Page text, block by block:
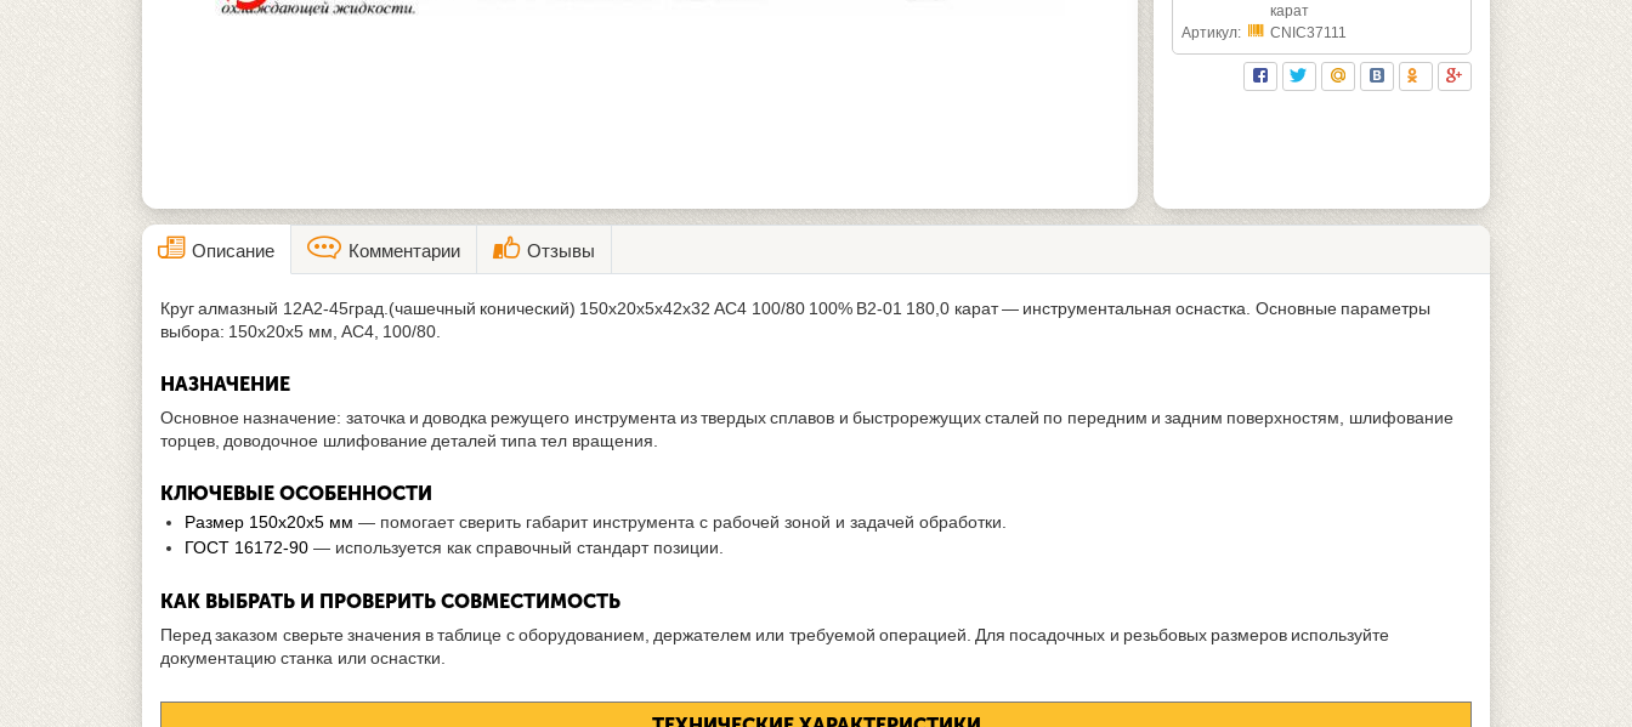
карат
Артикул:
CNIC37111
Описание Комментарии Отзывы
Круг алмазный 12А2-45град.(чашечный конический) 150х20х5х42х32 АС4 100/80 100% В2-01 180,0 карат — инструментальная оснастка. Основные параметры
выбора: 150х20х5 мм, АС4, 100/80.
НАЗНАЧЕНИЕ
Основное назначение: заточка и доводка режущего инструмента из твердых сплавов и быстрорежущих сталей по передним и задним поверхностям, шлифование
торцев, доводочное шлифование деталей типа тел вращения.
КЛЮЧЕВЫЕ ОСОБЕННОСТИ
Размер 150х20х5 мм — помогает сверить габарит инструмента с рабочей зоной и задачей обработки.
ГОСТ 16172-90 — используется как справочный стандарт позиции.
КАК ВЫБРАТЬ И ПРОВЕРИТЬ СОВМЕСТИМОСТЬ
Перед заказом сверьте значения в таблице с оборудованием, держателем или требуемой операцией. Для посадочных и резьбовых размеров используйте
документацию станка или оснастки.